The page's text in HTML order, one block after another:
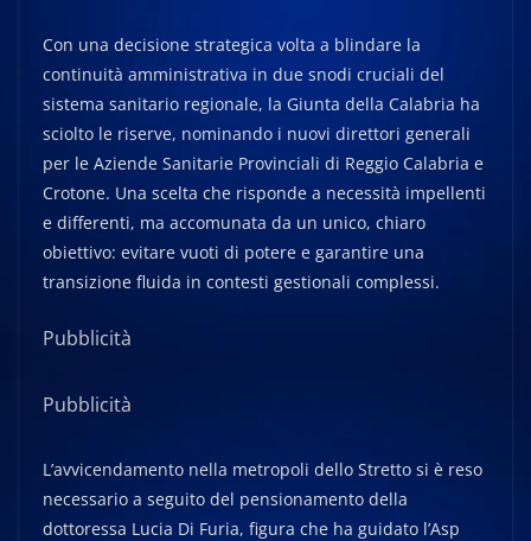
Con una decisione strategica volta a blindare la
continuità amministrativa in due snodi cruciali del
sistema sanitario regionale, la Giunta della Calabria ha
sciolto le riserve, nominando i nuovi direttori generali
per le Aziende Sanitarie Provinciali di Reggio Calabria e
Crotone. Una scelta che risponde a necessità impellenti
e differenti, ma accomunata da un unico, chiaro
obiettivo: evitare vuoti di potere e garantire una
transizione fluida in contesti gestionali complessi.
Pubblicità
Pubblicità
L’avvicendamento nella metropoli dello Stretto si è reso
necessario a seguito del pensionamento della
dottoressa Lucia Di Furia, figura che ha guidato l’Asp